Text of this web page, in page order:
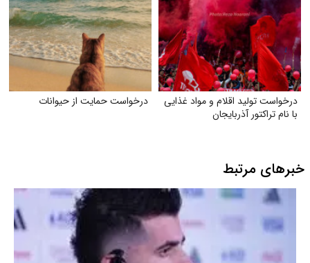
درخواست تولید اقلام و مواد غذایی
با نام تراکتور آذربایجان
درخواست حمایت از حیوانات
خبرهای مرتبط